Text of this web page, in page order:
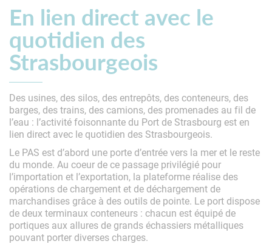
En lien direct avec le
quotidien des
Strasbourgeois
Des usines, des silos, des entrepôts, des conteneurs, des
barges, des trains, des camions, des promenades au fil de
l’eau : l’activité foisonnante du Port de Strasbourg est en
lien direct avec le quotidien des Strasbourgeois.
Le PAS est d’abord une porte d’entrée vers la mer et le reste
du monde. Au coeur de ce passage privilégié pour
l’importation et l’exportation, la plateforme réalise des
opérations de chargement et de déchargement de
marchandises grâce à des outils de pointe. Le port dispose
de deux terminaux conteneurs : chacun est équipé de
portiques aux allures de grands échassiers métalliques
pouvant porter diverses charges.